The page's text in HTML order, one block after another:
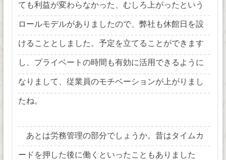
ても利益が変わらなかった、むしろ上がったという
ロールモデルがありましたので、弊社も休館日を設
けることとしました。予定を立てることができます
し、プライベートの時間も有効に活用できるように
なりまして、従業員のモチベーションが上がりまし
たね。
あとは労務管理の部分でしょうか。昔はタイムカ
ードを押した後に働くといったこともありました